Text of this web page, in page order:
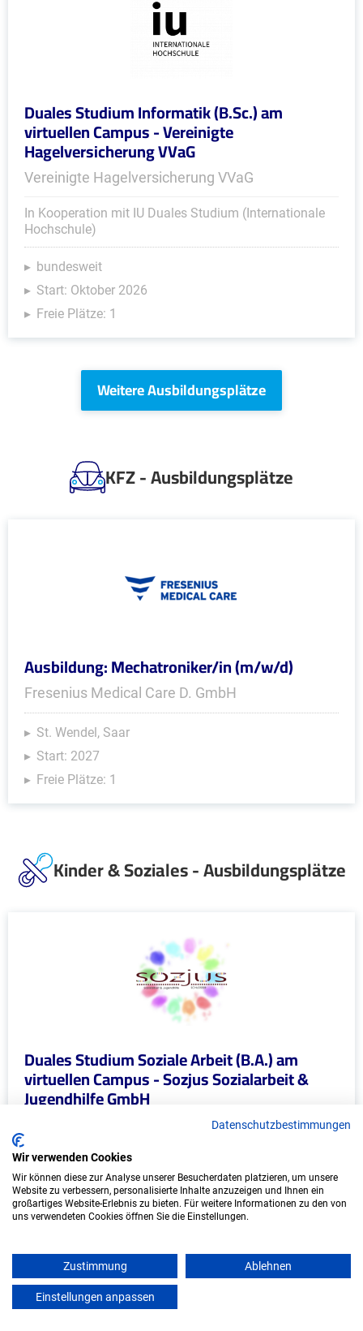
Duales Studium Informatik (B.Sc.) am
virtuellen Campus - Vereinigte
Hagelversicherung VVaG
Vereinigte Hagelversicherung VVaG
In Kooperation mit IU Duales Studium (Internationale
Hochschule)
bundesweit
Start: Oktober 2026
Freie Plätze: 1
Weitere Ausbildungsplätze
KFZ - Ausbildungsplätze
Ausbildung: Mechatroniker/in (m/w/d)
Fresenius Medical Care D. GmbH
St. Wendel, Saar
Start: 2027
Freie Plätze: 1
Kinder & Soziales - Ausbildungsplätze
Duales Studium Soziale Arbeit (B.A.) am
virtuellen Campus - Sozjus Sozialarbeit &
Jugendhilfe GmbH
Sozjus Sozialarbeit & Jugendhilfe GmbH
In Kooperation mit IU Duales Studium
(Internationale Hochschule)
bundesweit
Freie Plätze: 1
Datenschutzbestimmungen
Wir verwenden Cookies
Wir können diese zur Analyse unserer Besucherdaten platzieren, um unsere
Website zu verbessern, personalisierte Inhalte anzuzeigen und Ihnen ein
großartiges Website-Erlebnis zu bieten. Für weitere Informationen zu den von
uns verwendeten Cookies öffnen Sie die Einstellungen.
Zustimmung Ablehnen
Einstellungen anpassen